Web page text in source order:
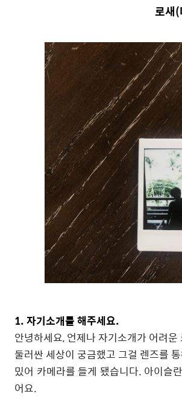
로새
1.자기소개를 해주세요.
안녕하세요,언제나 자기소개가 어려운
둘러싼 세상이 궁금했고 그걸 렌즈를
밌어 카메라를 들게 됐습니다. 아이슬
어요.